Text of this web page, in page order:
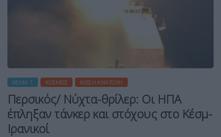
ΘΈΜΑ 1 ΚΌΣΜΟΣ ΜΈΣΗ ΑΝΑΤΟΛΉ
Περσικός/ Νύχτα-θρίλερ: Οι ΗΠΑ
έπληξαν τάνκερ και στόχους στο Κέσμ-
Ιρανικοί